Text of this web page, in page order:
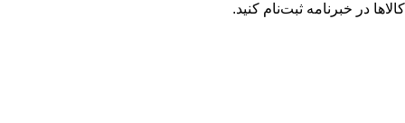
کالاها در خبرنامه ثبت‌نام کنید.